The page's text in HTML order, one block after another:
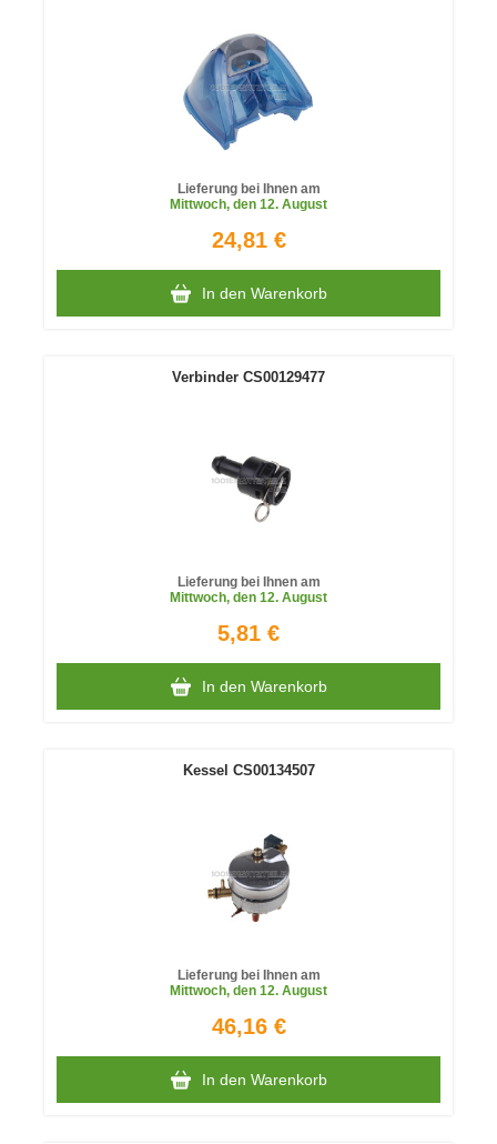
Lieferung bei Ihnen am
Mittwoch, den 12. August
24,81 €
In den Warenkorb
Verbinder CS00129477
Lieferung bei Ihnen am
Mittwoch, den 12. August
5,81 €
In den Warenkorb
Kessel CS00134507
Lieferung bei Ihnen am
Mittwoch, den 12. August
46,16 €
In den Warenkorb